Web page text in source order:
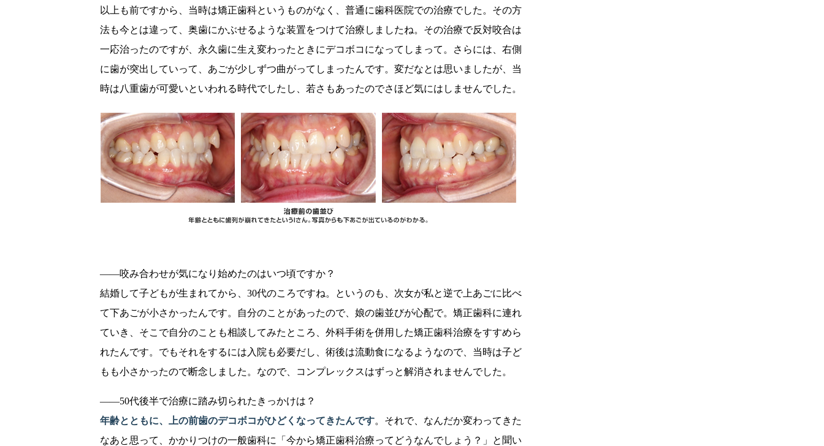
以上も前ですから、当時は矯正歯科というものがなく、普通に歯科医院での治療でした。その方
法も今とは違って、奥歯にかぶせるような装置をつけて治療しましたね。その治療で反対咬合は
一応治ったのですが、永久歯に生え変わったときにデコボコになってしまって。さらには、右側
に歯が突出していって、あごが少しずつ曲がってしまったんです。変だなとは思いましたが、当
時は八重歯が可愛いといわれる時代でしたし、若さもあったのでさほど気にはしませんでした。
――咬み合わせが気になり始めたのはいつ頃ですか？
結婚して子どもが生まれてから、30代のころですね。というのも、次女が私と逆で上あごに比べ
て下あごが小さかったんです。自分のことがあったので、娘の歯並びが心配で。矯正歯科に連れ
ていき、そこで自分のことも相談してみたところ、外科手術を併用した矯正歯科治療をすすめら
れたんです。でもそれをするには入院も必要だし、術後は流動食になるようなので、当時は子ど
もも小さかったので断念しました。なので、コンプレックスはずっと解消されませんでした。
――50代後半で治療に踏み切られたきっかけは？
年齢とともに、上の前歯のデコボコがひどくなってきたんです。それで、なんだか変わってきた
なあと思って、かかりつけの一般歯科に「今から矯正歯科治療ってどうなんでしょう？」と聞い